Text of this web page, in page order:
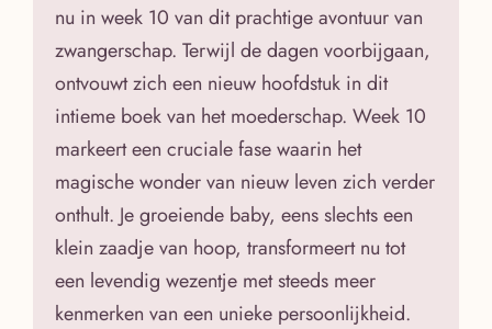
nu in week 10 van dit prachtige avontuur van
zwangerschap. Terwijl de dagen voorbijgaan,
ontvouwt zich een nieuw hoofdstuk in dit
intieme boek van het moederschap. Week 10
markeert een cruciale fase waarin het
magische wonder van nieuw leven zich verder
onthult. Je groeiende baby, eens slechts een
klein zaadje van hoop, transformeert nu tot
een levendig wezentje met steeds meer
kenmerken van een unieke persoonlijkheid.